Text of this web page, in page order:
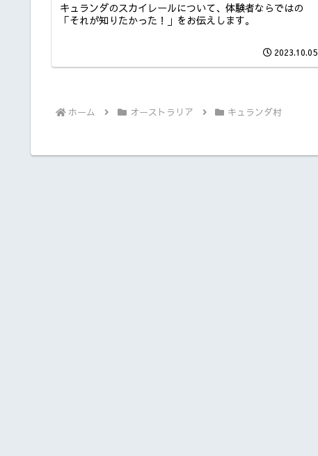
キュランダのスカイレールについて、体験者ならではの
「それが知りたかった！」をお伝えします。
2023.10.05
ホーム オーストラリア キュランダ村